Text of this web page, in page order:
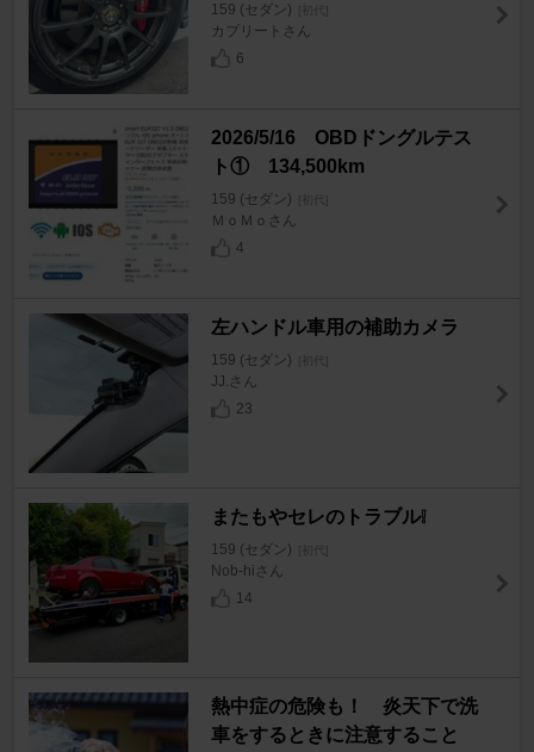
159 (セダン) [初代]
カプリートさん
6
2026/5/16 OBDドングルテス
ト① 134,500km
159 (セダン) [初代]
ＭｏＭｏさん
4
左ハンドル車用の補助カメラ
159 (セダン) [初代]
JJ.さん
23
またもやセレのトラブル❕
159 (セダン) [初代]
Nob-hiさん
14
熱中症の危険も！ 炎天下で洗
車をするときに注意すること